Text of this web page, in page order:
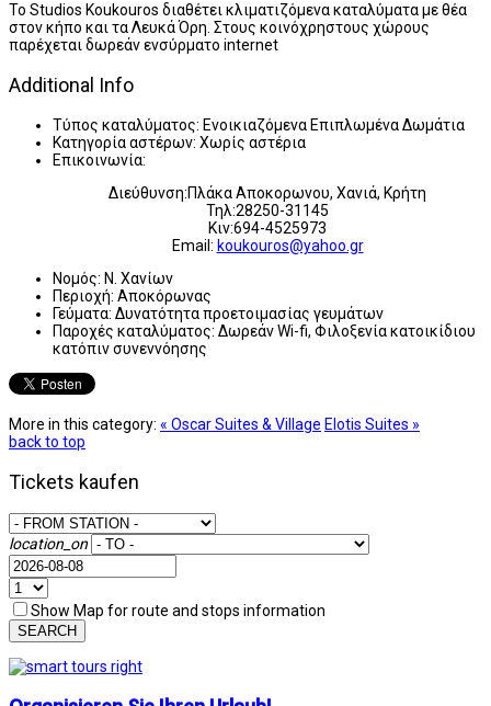
Το Studios Koukouros διαθέτει κλιματιζόμενα καταλύματα με θέα
στον κήπο και τα Λευκά Όρη. Στους κοινόχρηστους χώρους
παρέχεται δωρεάν ενσύρματο internet
Additional Info
Τύπος καταλύματος: Ενοικιαζόμενα Επιπλωμένα Δωμάτια
Κατηγορία αστέρων: Χωρίς αστέρια
Επικοινωνία:
Διεύθυνση:Πλάκα Αποκορωνου, Χανιά, Κρήτη
Τηλ:28250-31145
Κιν:694-4525973
Email: koukouros@yahoo.gr
Νομός: Ν. Χανίων
Περιοχή: Αποκόρωνας
Γεύματα: Δυνατότητα προετοιμασίας γευμάτων
Παροχές καταλύματος: Δωρεάν Wi-fi, Φιλοξενία κατοικίδιου
κατόπιν συνεννόησης
More in this category: « Oscar Suites & Village Elotis Suites »
back to top
Tickets kaufen
location_on
Show Map for route and stops information
SEARCH